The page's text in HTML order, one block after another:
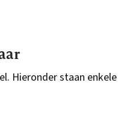
Hieronder staan